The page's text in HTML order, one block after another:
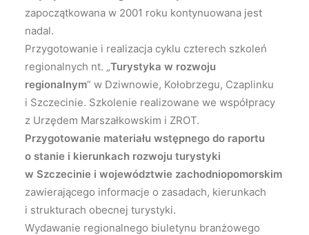
zapoczątkowana w 2001 roku kontynuowana jest
nadal.
Przygotowanie i realizacja cyklu czterech szkoleń
regionalnych nt. „Turystyka w rozwoju
regionalnym” w Dziwnowie, Kołobrzegu, Czaplinku
i Szczecinie. Szkolenie realizowane we współpracy
z Urzędem Marszałkowskim i ZROT.
Przygotowanie materiału wstępnego do raportu
o stanie i kierunkach rozwoju turystyki
w Szczecinie i województwie zachodniopomorskim
zawierającego informacje o zasadach, kierunkach
i strukturach obecnej turystyki.
Wydawanie regionalnego biuletynu branżowego